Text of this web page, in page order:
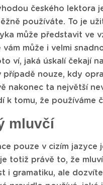
českého lektora
používáte. To je
může představit ve
vám může i velmi
ví, jaká úskalí čekají
případě nouze, kdy
nakonec ta největší
k tomu, že používáme
mluvčí
pouze v cizím
totiž právě to, že
i gramatiku, ale